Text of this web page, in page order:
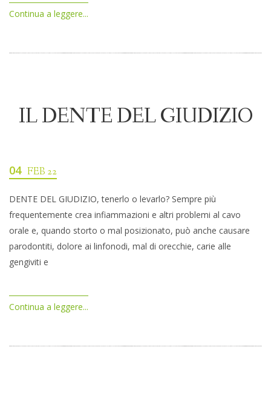
Continua a leggere...
IL DENTE DEL GIUDIZIO
04 FEB 22
DENTE DEL GIUDIZIO, tenerlo o levarlo? Sempre più
frequentemente crea infiammazioni e altri problemi al cavo
orale e, quando storto o mal posizionato, può anche causare
parodontiti, dolore ai linfonodi, mal di orecchie, carie alle
gengiviti e
Continua a leggere...